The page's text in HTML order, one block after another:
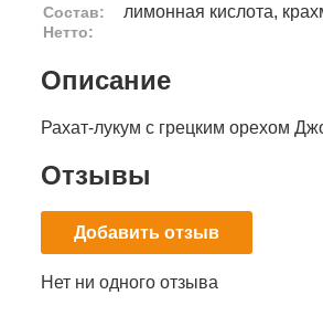
Состав: лимонная кислота,
Нетто:
Описание
Рахат-лукум с грецким орехом
Отзывы
Добавить отзыв
Нет ни одного отзыва